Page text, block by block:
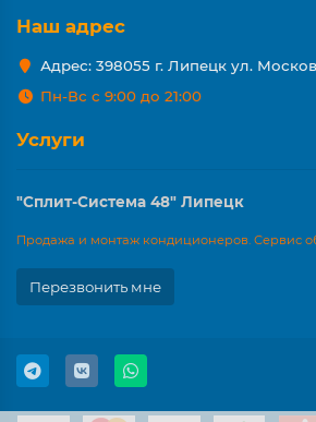
Наш адрес
Адрес: 398055 г. Липецк ул.
Пн-Вс с 9:00 до 21:00
Услуги
"Сплит-Система 48" Липецк
Продажа и монтаж кондиционеров. Сервис
Перезвонить мне